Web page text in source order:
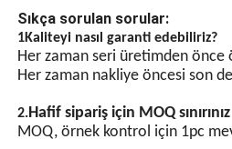
LED yüksek parlaklıklı
· T1~T6 sıcaklık grupları için
· Genel aydınlatma ve çalışma
tehlikeli ortamlar için
· Enerji tasarrufu yenilenme
Sıkça sorulan sorular: